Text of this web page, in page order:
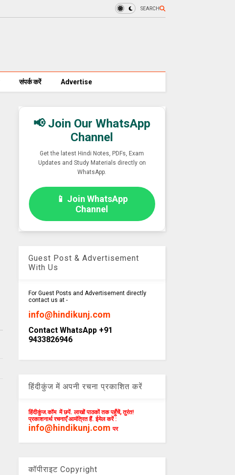
SEARCH
संपर्क करें Advertise
📢 Join Our WhatsApp
Channel
Get the latest Hindi Notes, PDFs, Exam
Updates and Study Materials directly on
WhatsApp.
📱 Join WhatsApp
Channel
Guest Post & Advertisement
With Us
For Guest Posts and Advertisement directly
contact us at -
info@hindikunj.com
Contact WhatsApp +91
9433826946
हिंदीकुंज में अपनी रचना प्रकाशित करें
हिंदीकुंज.कॉम में छपें. लाखों पाठकों तक पहुँचें, तुरंत!
प्रकाशनार्थ रचनाएँ आमंत्रित हैं. ईमेल करें :
info@hindikunj.com पर
कॉपीराइट Copyright